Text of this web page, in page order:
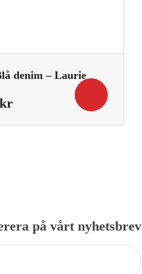
denim – Laurie
krDet
nuvarande
på vårt nyhetsbrev